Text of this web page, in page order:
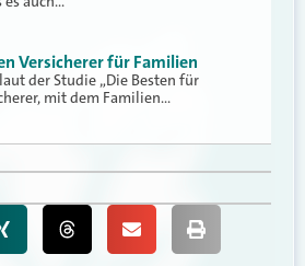
Versicherer für Familien
der Studie „Die Besten für
mit dem Familien…